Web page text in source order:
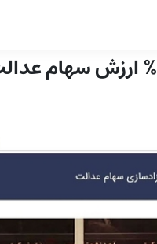
رشد 2.6% ارزش سهام